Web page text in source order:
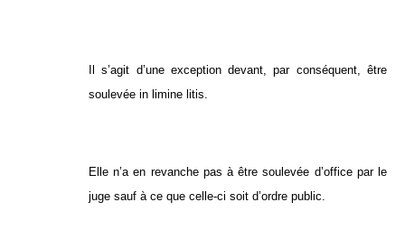
Il s’agit d’une exception devant, par conséquent, être
soulevée in limine litis.
Elle n’a en revanche pas à être soulevée d’office par le
juge sauf à ce que celle-ci soit d’ordre public.